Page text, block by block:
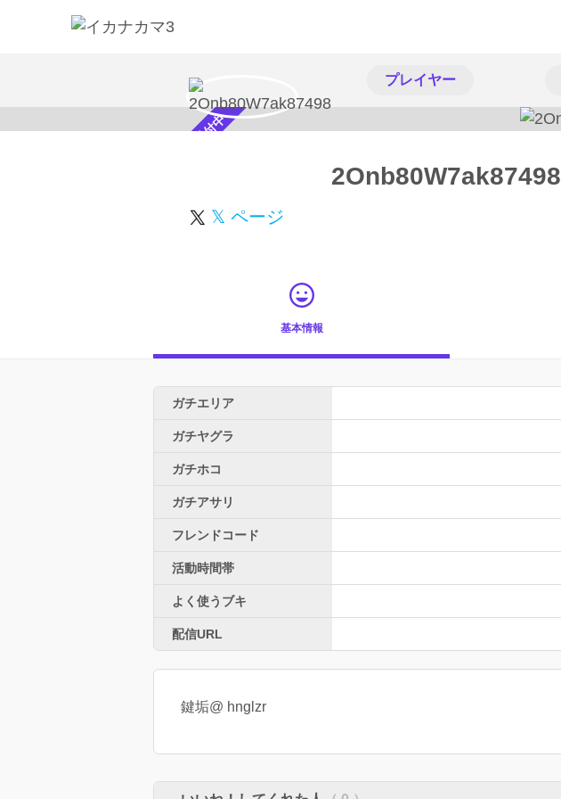
プレイヤー
スカウト受付中 2Onb80W7ak87498
𝕏 ページ
基本情報
ガチエリア
ガチヤグラ
ガチホコ
ガチアサリ
フレンドコード
活動時間帯
よく使うブキ
配信URL
鍵垢@ hnglzr